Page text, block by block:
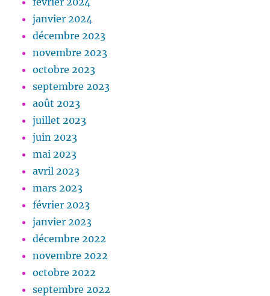
janvier 2024
décembre 2023
novembre 2023
octobre 2023
septembre 2023
août 2023
juillet 2023
juin 2023
mai 2023
avril 2023
mars 2023
février 2023
janvier 2023
décembre 2022
novembre 2022
octobre 2022
septembre 2022